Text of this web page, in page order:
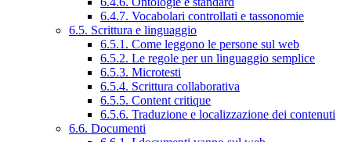
6.4.7. Vocabolari controllati e tassonomie
6.5. Scrittura e linguaggio
6.5.1. Come leggono le persone sul web
6.5.2. Le regole per un linguaggio semplice
6.5.3. Microtesti
6.5.4. Scrittura collaborativa
6.5.5. Content critique
6.5.6. Traduzione e localizzazione dei contenuti
6.6. Documenti